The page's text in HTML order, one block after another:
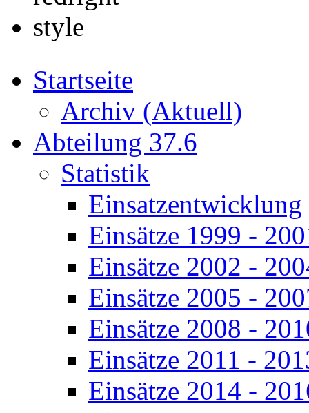
Startseite
Archiv (Aktuell)
Abteilung 37.6
Statistik
Einsatzentwicklung
Einsätze 1999 -
Einsätze 2002 -
Einsätze 2005 -
Einsätze 2008 -
Einsätze 2011 -
Einsätze 2014 -